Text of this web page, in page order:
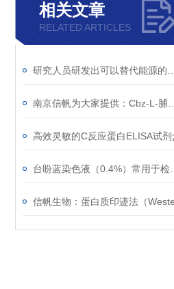
相关文章
RELATED ARTICLES
高效灵敏的C反应蛋白ELISA试剂